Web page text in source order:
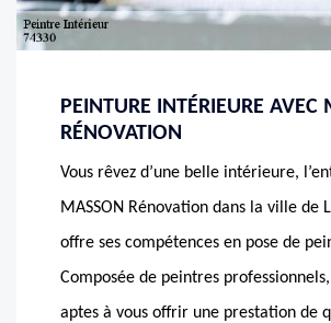
PEINTURE INTÉRIEURE AVEC
RÉNOVATION
Vous rêvez d’une belle intérieure,
MASSON Rénovation dans la ville de
offre ses compétences en pose de
Composée de peintres
aptes à vous offrir une prestation de